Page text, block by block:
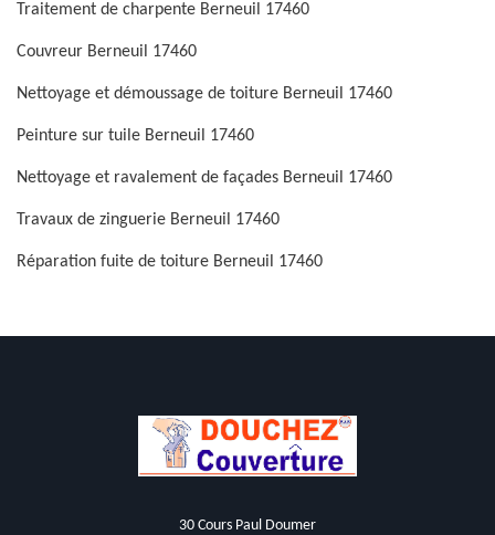
Traitement de charpente Berneuil 17460
Couvreur Berneuil 17460
Nettoyage et démoussage de toiture Berneuil 17460
Peinture sur tuile Berneuil 17460
Nettoyage et ravalement de façades Berneuil 17460
Travaux de zinguerie Berneuil 17460
Réparation fuite de toiture Berneuil 17460
30 Cours Paul Doumer